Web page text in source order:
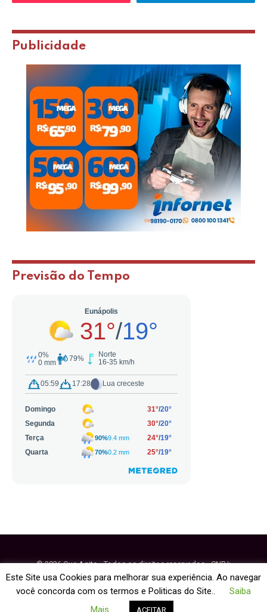
Publicidade
Previsão do Tempo
© 2026 Que Agito - Todos os direitos reservados - CNPJ:
64.884.270/0001-95
Política de Cookies
Este Site usa Cookies para melhorar sua experiência. Ao navegar
você concorda com os termos e Politicas do Site..
Saiba
Mais...
ACEITAR